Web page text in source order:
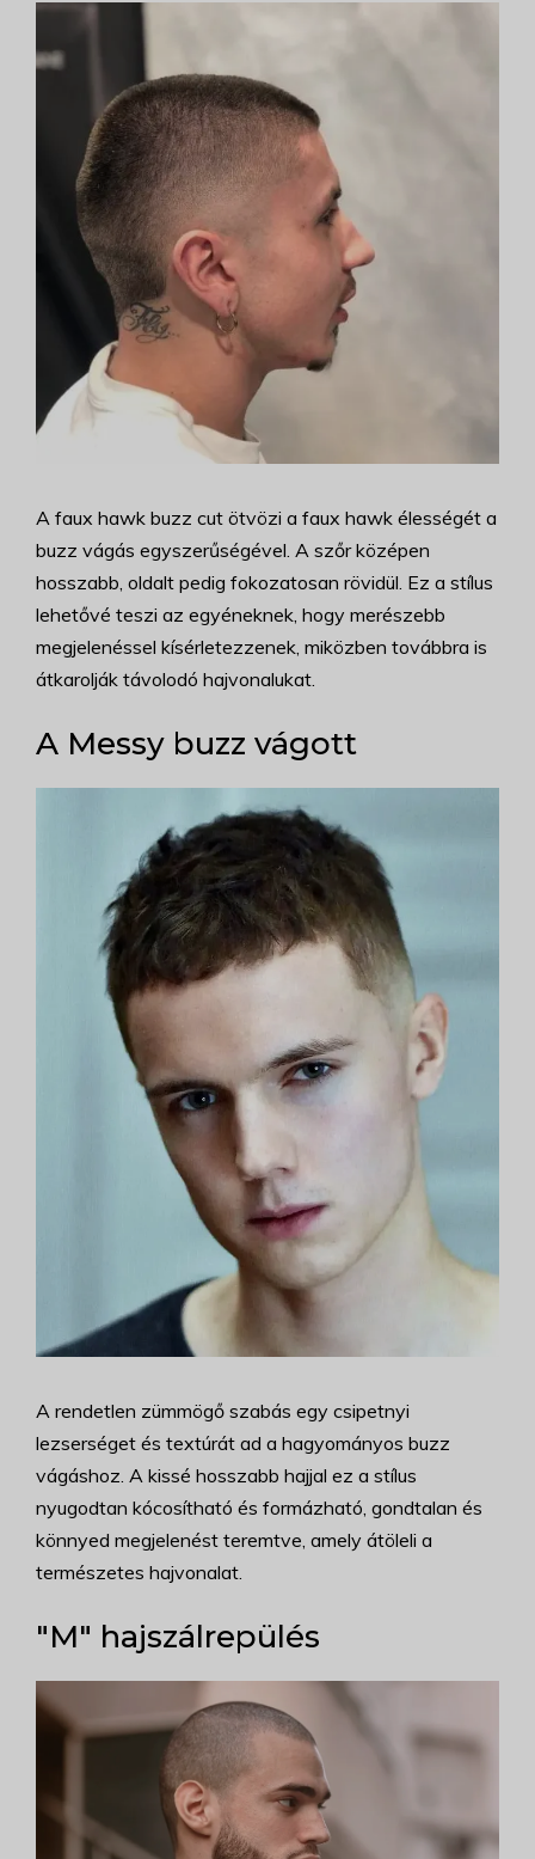
A faux hawk buzz cut ötvözi a faux hawk élességét a
buzz vágás egyszerűségével. A szőr középen
hosszabb, oldalt pedig fokozatosan rövidül. Ez a stílus
lehetővé teszi az egyéneknek, hogy merészebb
megjelenéssel kísérletezzenek, miközben továbbra is
átkarolják távolodó hajvonalukat.
A Messy buzz vágott
A rendetlen zümmögő szabás egy csipetnyi
lezserséget és textúrát ad a hagyományos buzz
vágáshoz. A kissé hosszabb hajjal ez a stílus
nyugodtan kócosítható és formázható, gondtalan és
könnyed megjelenést teremtve, amely átöleli a
természetes hajvonalat.
"M" hajszálrepülés